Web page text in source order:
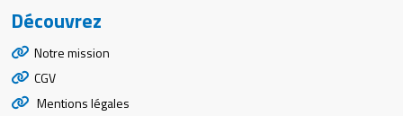
Découvrez
Notre mission
CGV
Mentions légales